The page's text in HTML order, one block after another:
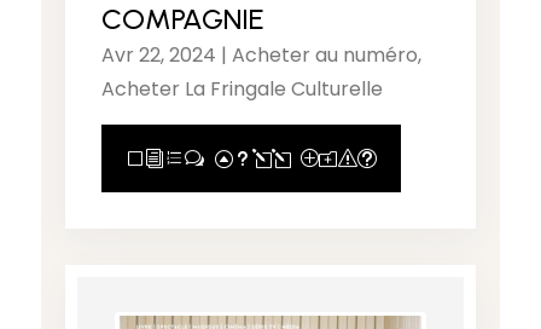
COMPAGNIE
Avr 22, 2024 | Acheter au numéro,
Acheter La Fringale Culturelle
View Full Post